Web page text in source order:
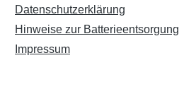
Datenschutzerklärung
Hinweise zur Batterieentsorgung
Impressum